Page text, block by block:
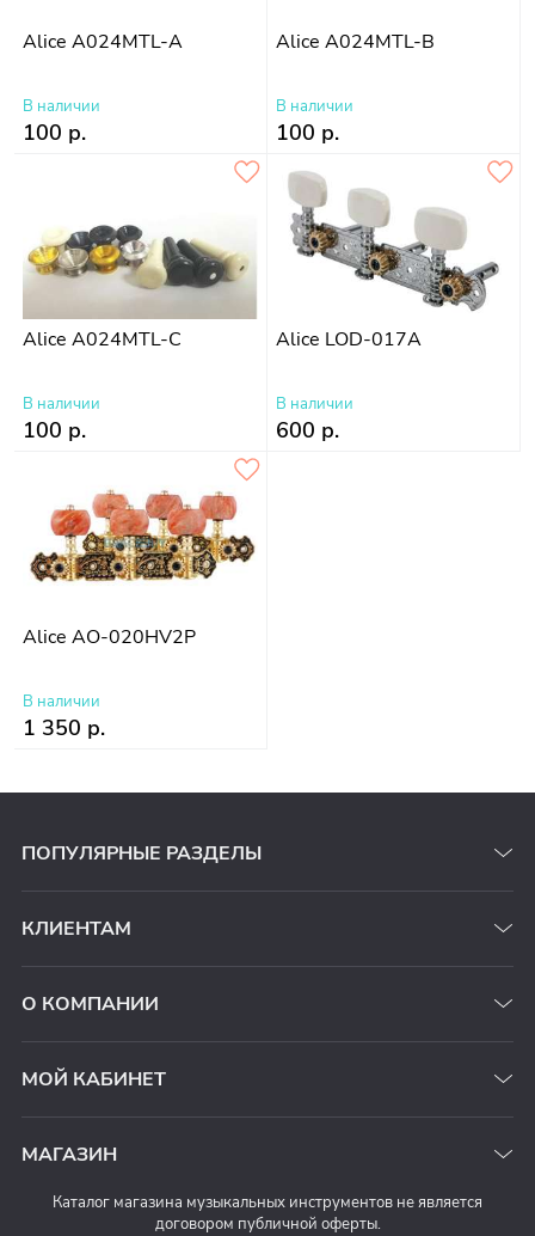
Alice A024MTL-A
В наличии
100 р.
Alice A024MTL-B
В наличии
100 р.
Alice A024MTL-C
В наличии
100 р.
Alice LOD-017A
В наличии
600 р.
Alice AO-020HV2P
В наличии
1 350 р.
ПОПУЛЯРНЫЕ РАЗДЕЛЫ
КЛИЕНТАМ
О КОМПАНИИ
МОЙ КАБИНЕТ
МАГАЗИН
Каталог магазина музыкальных инструментов не является
договором публичной оферты.